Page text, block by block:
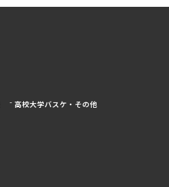
高校大学バスケ・その他